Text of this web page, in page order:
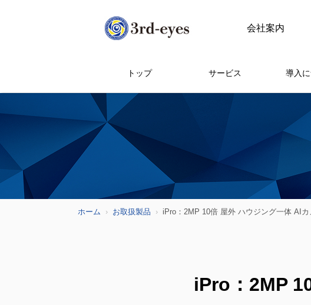
会社案内
トップ サービス 導入
ホーム お取扱製品 iPro：2MP 10倍 屋外 ハウジング一体 AIカ
iPro：2MP